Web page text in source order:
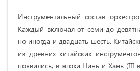
Инструментальный состав
Каждый включал от семи до
но иногда и двадцать шесть.
из древних китайских
появились, в эпохи Цинь и Хань (III